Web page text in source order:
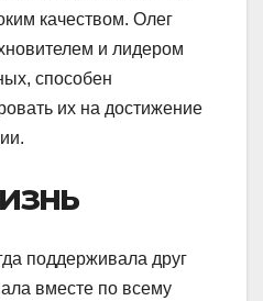
качеством. Олег
и лидером
способен
их на достижение
поддерживала друг
вместе по всему